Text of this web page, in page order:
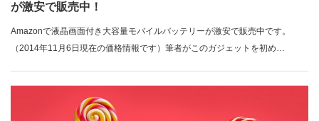
が激安で販売中！
Amazonで液晶画面付き大容量モバイルバッテリーが激安で販売中です。
（2014年11月6日現在の価格情報です）筆者がこのガジェットを初め…